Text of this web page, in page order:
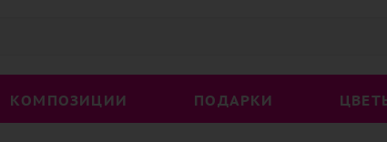
КОМПОЗИЦИИ ПОДАРКИ